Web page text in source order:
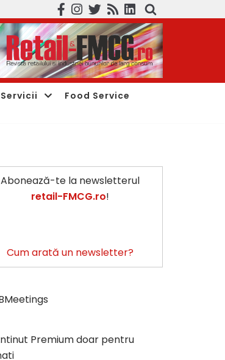
Servicii
Food Service
Abonează-te la newsletterul
retail-FMCG.ro!
Cum arată un newsletter?